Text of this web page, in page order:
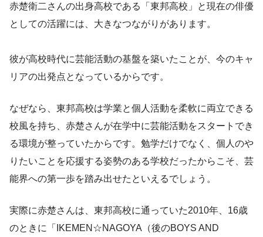
赤楚衛二さんの出身高校である「東邦高校」と現在の俳優
としての活躍には、大きなつながりがあります。
彼が高校時代に芸能活動の基盤を築いたことが、今のキャ
リアの出発点となっているからです。
なぜなら、東邦高校は学業と個人活動を柔軟に両立できる
校風を持ち、赤楚さんが在学中に芸能活動をスタートでき
る環境が整っていたからです。勉学だけでなく、個人のや
りたいことを応援する姿勢のある学校だったからこそ、芸
能界への第一歩を踏み出せたといえるでしょう。
実際に赤楚さんは、東邦高校に通っていた2010年、16歳
のときに「IKEMEN☆NAGOYA（後のBOYS AND